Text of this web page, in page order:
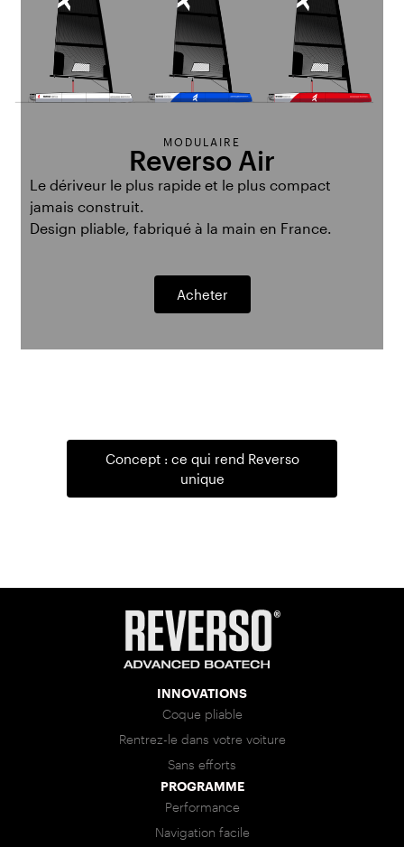
MODULAIRE
Reverso Air
Le dériveur le plus rapide et le plus compact
jamais construit.
Design pliable, fabriqué à la main en France.
Acheter
Concept : ce qui rend Reverso
unique
INNOVATIONS
Coque pliable
Rentrez-le dans votre voiture
Sans efforts
PROGRAMME
Performance
Navigation facile